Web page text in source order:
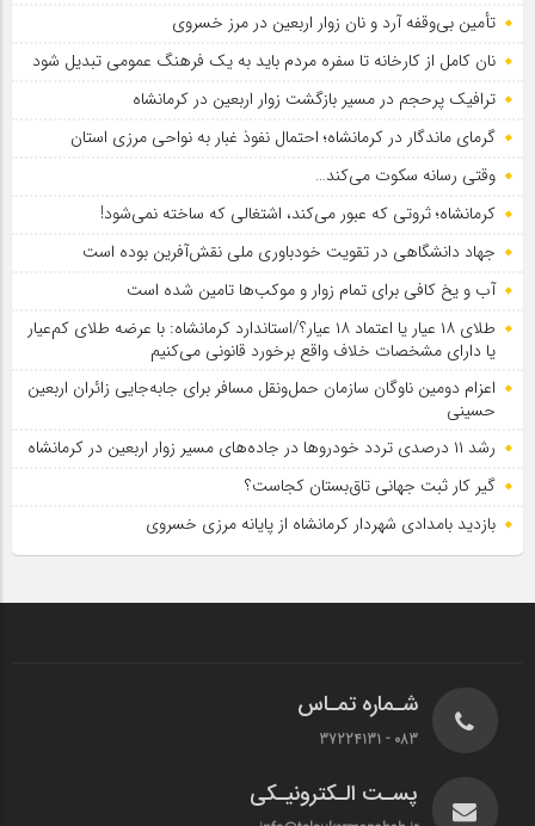
تأمین بی‌وقفه آرد و نان زوار اربعین در مرز خسروی
نان کامل از کارخانه تا سفره مردم باید به یک فرهنگ عمومی تبدیل شود
ترافیک پرحجم در مسیر بازگشت زوار اربعین در کرمانشاه
گرمای ماندگار در کرمانشاه؛ احتمال نفوذ غبار به نواحی مرزی استان
وقتی رسانه سکوت می‌کند…
کرمانشاه؛ ثروتی که عبور می‌کند، اشتغالی که ساخته نمی‌شود!
جهاد دانشگاهی در تقویت خودباوری ملی نقش‌آفرین بوده است
آب و یخ کافی برای تمام زوار و موکب‌ها تامین شده است
طلای ۱۸ عیار یا اعتماد ۱۸ عیار؟/استاندارد کرمانشاه: با عرضه طلای کم‌عیار
یا دارای مشخصات خلاف واقع برخورد قانونی می‌کنیم
اعزام دومین ناوگان سازمان حمل‌ونقل مسافر برای جابه‌جایی زائران اربعین
حسینی
رشد ۱۱ درصدی تردد خودروها در جاده‌های مسیر زوار اربعین در کرمانشاه
گیر کار ثبت جهانی تاق‌بستان کجاست؟
بازدید بامدادی شهردار کرمانشاه از پایانه مرزی خسروی
شـماره تمـاس
083 - 37224131
پسـت الـکترونیـکی